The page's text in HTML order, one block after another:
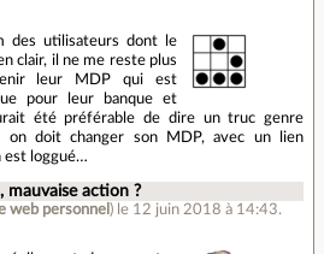
des utilisateurs dont le
clair, il ne me reste plus
leur MDP qui est
pour leur banque et
été préférable de dire un truc genre
on doit changer son MDP, avec un lien
est loggué…
mauvaise action ?
web personnel ) le 12 juin 2018 à 14:43.